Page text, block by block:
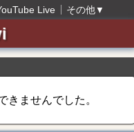
Live その他▼
きませんでした。